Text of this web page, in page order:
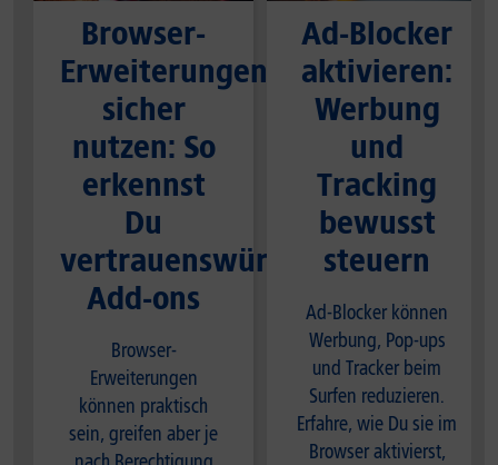
Browser-
Erweiterungen
sicher
nutzen: So
erkennst
Du
vertrauenswürdige
Add-ons
Browser-
Erweiterungen
können praktisch
sein, greifen aber je
Ad-Blocker
aktivieren:
Werbung
und
Tracking
bewusst
steuern
Ad-Blocker können
Werbung, Pop-ups
und Tracker beim
Surfen reduzieren.
Erfahre, wie Du sie im
Browser aktivierst,